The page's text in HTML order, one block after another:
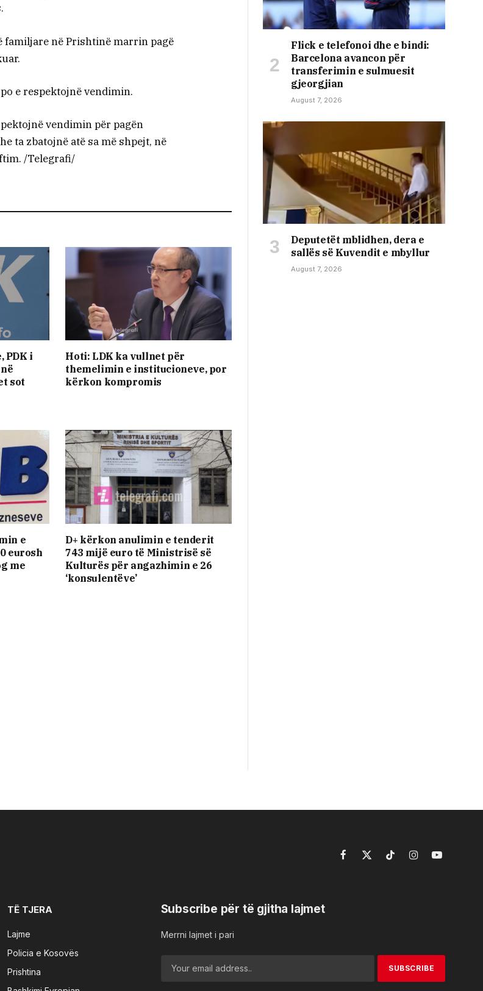
familjare në Prishtinë marrin pagë
e respektojnë vendimin.
vendimin për pagën
ta zbatojnë atë sa më shpejt, në
/Telegrafi/
PDK i
sot
Hoti: LDK ka vullnet për
themelimin e institucioneve, por
kërkon kompromis
e
eurosh
me
D+ kërkon anulimin e tenderit
743 mijë euro të Ministrisë së
Kulturës për angazhimin e 26
‘konsulentëve’
Flick e telefonoi dhe e bindi:
Barcelona avancon për
transferimin e sulmuesit
gjeorgjian
August 7, 2026
Deputetët mblidhen, dera e
sallës së Kuvendit e mbyllur
August 7, 2026
Facebook
X
TikTokInstagramYouTube
TË TJERA
Lajme
Policia e Kosovës
Prishtina
Subscribe për të gjitha lajmet
Merrni lajmet i pari